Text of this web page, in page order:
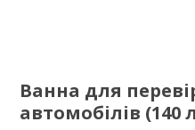
Ванна для
автомобілів (140